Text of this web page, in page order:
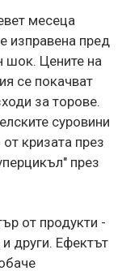
месеца
изправена пред
шок. Цените на
се покачват
за торове.
суровини
кризата през
през
от продукти -
други. Ефектът